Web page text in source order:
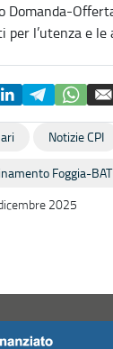
Domanda-
per l’utenza e
Notizie CPI
Foggia-BAT
2025